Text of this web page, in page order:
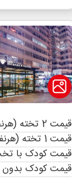
قیمت 2 تخته (هرنفر)
قیمت 1 تخته (هرنفر)
قیمت کودک با
قیمت کودک